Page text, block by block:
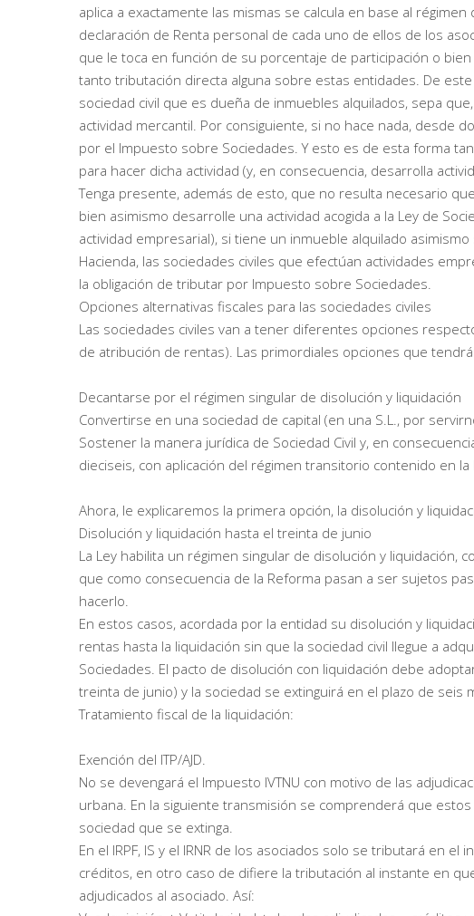
aplica a exactamente las mismas se calcula en base al
declaración de Renta personal de cada uno de ellos de los
que le toca en función de su porcentaje de participación o
tanto tributación directa alguna sobre estas entidades. De
sociedad civil que es dueña de inmuebles alquilados, sepa
actividad mercantil. Por consiguiente, si no hace nada, desde
por el Impuesto sobre Sociedades. Y esto es de esta forma
para hacer dicha actividad (y, en consecuencia, desarrolla
Tenga presente, además de esto, que no resulta necesario
bien asimismo desarrolle una actividad acogida a la Ley de
actividad empresarial), si tiene un inmueble alquilado
Hacienda, las sociedades civiles que efectúan actividades
la obligación de tributar por Impuesto sobre Sociedades.
Opciones alternativas fiscales para las sociedades civiles
Las sociedades civiles van a tener diferentes opciones
de atribución de rentas). Las primordiales opciones que
Decantarse por el régimen singular de disolución y liquidación
Convertirse en una sociedad de capital (en una S.L., por
Sostener la manera jurídica de Sociedad Civil y, en
dieciseis, con aplicación del régimen transitorio contenido en la
Ahora, le explicaremos la primera opción, la disolución y
Disolución y liquidación hasta el treinta de junio
La Ley habilita un régimen singular de disolución y liquidación,
que como consecuencia de la Reforma pasan a ser sujetos
hacerlo.
En estos casos, acordada por la entidad su disolución y
rentas hasta la liquidación sin que la sociedad civil llegue a
Sociedades. El pacto de disolución con liquidación debe
treinta de junio) y la sociedad se extinguirá en el plazo de
Tratamiento fiscal de la liquidación:
Exención del ITP/AJD.
No se devengará el Impuesto IVTNU con motivo de las
urbana. En la siguiente transmisión se comprenderá que
sociedad que se extinga.
En el IRPF, IS y el IRNR de los asociados solo se tributará en
créditos, en otro caso de difiere la tributación al instante en
adjudicados al asociado. Así: